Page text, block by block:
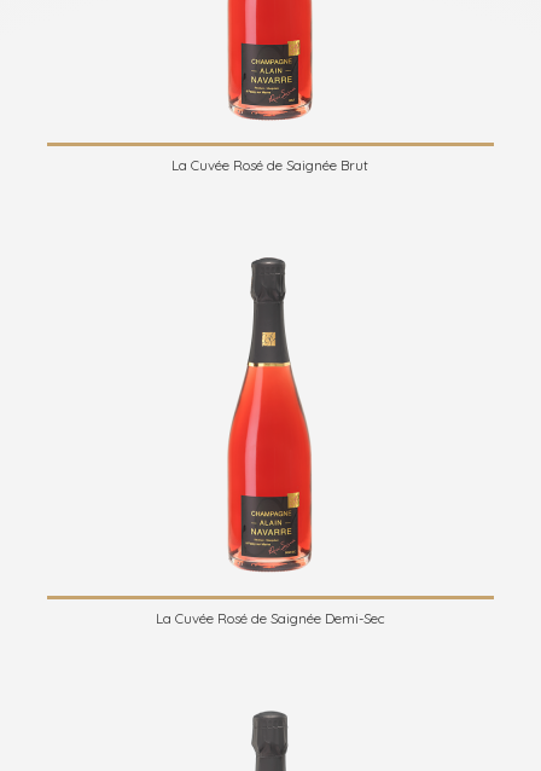
La Cuvée Rosé de Saignée Brut
La Cuvée Rosé de Saignée Demi-Sec